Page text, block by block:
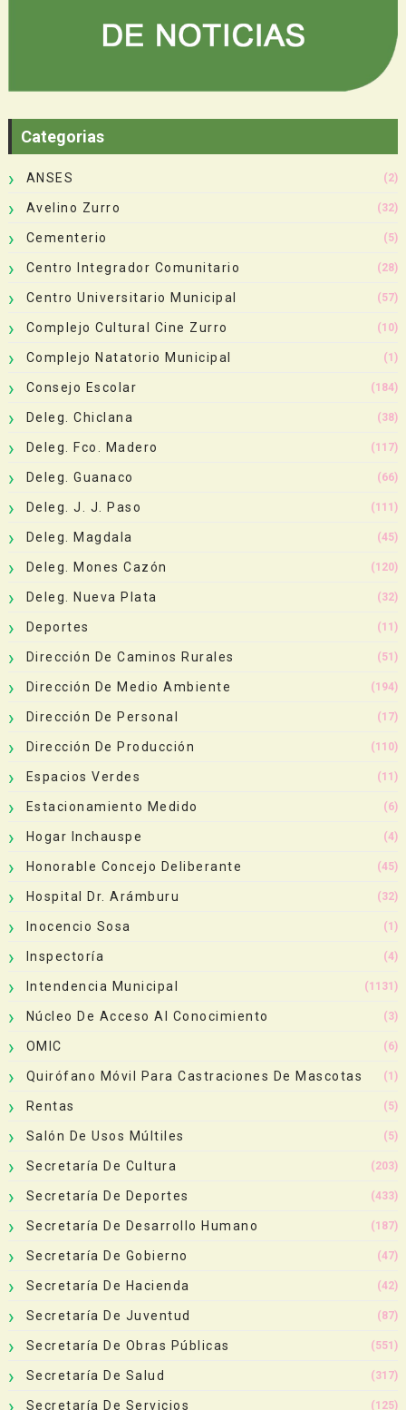
Categorias
ANSES (2)
Avelino Zurro (32)
Cementerio (5)
Centro Integrador Comunitario (28)
Centro Universitario Municipal (57)
Complejo Cultural Cine Zurro (10)
Complejo Natatorio Municipal (1)
Consejo Escolar (184)
Deleg. Chiclana (38)
Deleg. Fco. Madero (117)
Deleg. Guanaco (66)
Deleg. J. J. Paso (111)
Deleg. Magdala (45)
Deleg. Mones Cazón (120)
Deleg. Nueva Plata (32)
Deportes (11)
Dirección De Caminos Rurales (51)
Dirección De Medio Ambiente (194)
Dirección De Personal (17)
Dirección De Producción (110)
Espacios Verdes (11)
Estacionamiento Medido (6)
Hogar Inchauspe (4)
Honorable Concejo Deliberante (45)
Hospital Dr. Arámburu (32)
Inocencio Sosa (1)
Inspectoría (4)
Intendencia Municipal (1131)
Núcleo De Acceso Al Conocimiento (3)
OMIC (6)
Quirófano Móvil Para Castraciones De Mascotas (1)
Rentas (5)
Salón De Usos Múltiles (5)
Secretaría De Cultura (203)
Secretaría De Deportes (433)
Secretaría De Desarrollo Humano (187)
Secretaría De Gobierno (47)
Secretaría De Hacienda (42)
Secretaría De Juventud (87)
Secretaría De Obras Públicas (551)
Secretaría De Salud (317)
Secretaría De Servicios (125)